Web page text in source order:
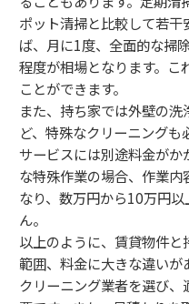
ポット清掃と比較して若
ば、月に1度、全面的な掃
程度が相場となります。こ
ことができます。
また、持ち家では外壁の
ど、特殊なクリーニング
サービスには別途料金がか
な特殊作業の場合、作業
なり、数万円から10万円
ん。
以上のように、賃貸物件
範囲、料金に大きな違い
クリーニング業者を選び